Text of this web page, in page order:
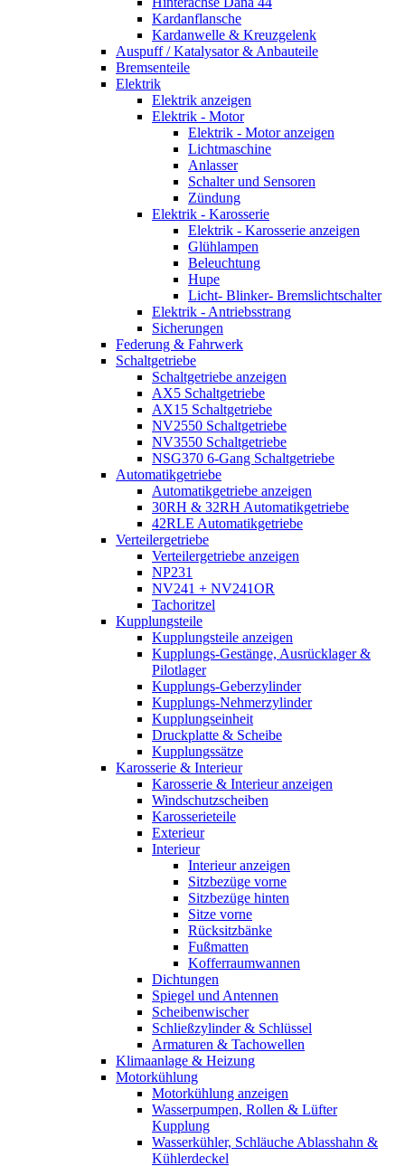
Kardanflansche
Kardanwelle & Kreuzgelenk
Auspuff / Katalysator & Anbauteile
Bremsenteile
Elektrik
Elektrik anzeigen
Elektrik - Motor
Elektrik - Motor anzeigen
Lichtmaschine
Anlasser
Schalter und Sensoren
Zündung
Elektrik - Karosserie
Elektrik - Karosserie anzeigen
Glühlampen
Beleuchtung
Hupe
Licht- Blinker- Bremslichtschalter
Elektrik - Antriebsstrang
Sicherungen
Federung & Fahrwerk
Schaltgetriebe
Schaltgetriebe anzeigen
AX5 Schaltgetriebe
AX15 Schaltgetriebe
NV2550 Schaltgetriebe
NV3550 Schaltgetriebe
NSG370 6-Gang Schaltgetriebe
Automatikgetriebe
Automatikgetriebe anzeigen
30RH & 32RH Automatikgetriebe
42RLE Automatikgetriebe
Verteilergetriebe
Verteilergetriebe anzeigen
NP231
NV241 + NV241OR
Tachoritzel
Kupplungsteile
Kupplungsteile anzeigen
Kupplungs-Gestänge, Ausrücklager &
Pilotlager
Kupplungs-Geberzylinder
Kupplungs-Nehmerzylinder
Kupplungseinheit
Druckplatte & Scheibe
Kupplungssätze
Karosserie & Interieur
Karosserie & Interieur anzeigen
Windschutzscheiben
Karosserieteile
Exterieur
Interieur
Interieur anzeigen
Sitzbezüge vorne
Sitzbezüge hinten
Sitze vorne
Rücksitzbänke
Fußmatten
Kofferraumwannen
Dichtungen
Spiegel und Antennen
Scheibenwischer
Schließzylinder & Schlüssel
Armaturen & Tachowellen
Klimaanlage & Heizung
Motorkühlung
Motorkühlung anzeigen
Wasserpumpen, Rollen & Lüfter
Kupplung
Wasserkühler, Schläuche Ablasshahn &
Kühlerdeckel